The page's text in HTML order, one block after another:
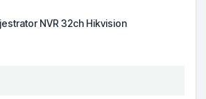
NVR 32ch Hikvision